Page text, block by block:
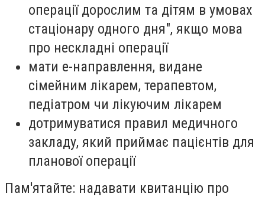
операції дорослим та дітям в умовах
стаціонару одного дня", якщо мова
про нескладні операції
мати е-направлення, видане
сімейним лікарем, терапевтом,
педіатром чи лікуючим лікарем
дотримуватися правил медичного
закладу, який приймає пацієнтів для
планової операції
Пам'ятайте: надавати квитанцію про